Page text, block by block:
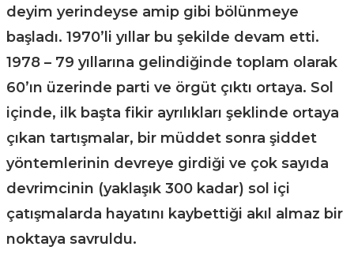
deyim yerindeyse amip gibi bölünmeye
başladı. 1970’li yıllar bu şekilde devam etti.
1978 – 79 yıllarına gelindiğinde toplam olarak
60’ın üzerinde parti ve örgüt çıktı ortaya. Sol
içinde, ilk başta fikir ayrılıkları şeklinde ortaya
çıkan tartışmalar, bir müddet sonra şiddet
yöntemlerinin devreye girdiği ve çok sayıda
devrimcinin (yaklaşık 300 kadar) sol içi
çatışmalarda hayatını kaybettiği akıl almaz bir
noktaya savruldu.